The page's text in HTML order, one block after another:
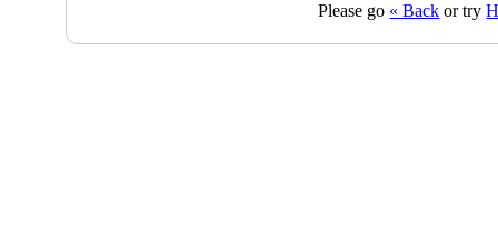
Please go « Back or try